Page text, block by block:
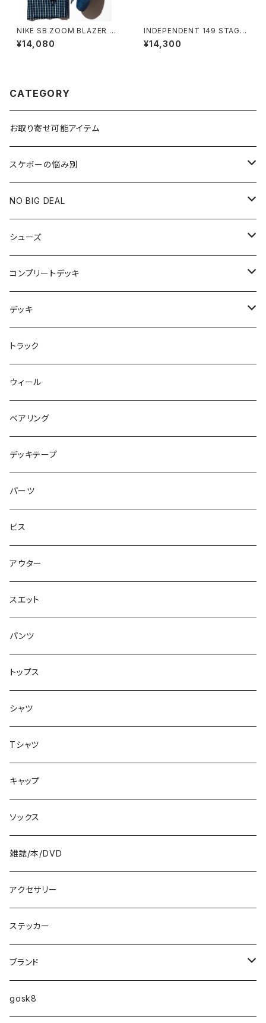
NIKE SB ZOOM BLAZER MI
D COASTAL BLUE/PALE YE
LLOW ナイキエスビー ズーム
¥14,080
INDEPENDENT 149 STAGE
11 FORGED HOLLOW SILVE
R STANDARD SKATEBOAR
¥14,300
CATEGORY
お取り寄せ可能アイテム
スケボーの悩み別
膝や腰が痛い
NO BIG DEAL
NBD CUSTOMIZED
USED ITEM
Tシャツ
パンツ
キャップ
アウター
シャツ
トップス
スエット
ソックス
アンダーウェア
アクセサリー
シューズ
バッグ
シューズ
キッズシューズ
NIKE SB ORANGE LABEL/ISO
NIKE SB ISHOD2
NIKE SB PS8
NIKE SB DUNK
NM933
ゴツいシューズ最高！
Small Shoes
コンプリートデッキ
HI5のパーツセット
エントリーモデルコンプリート
7.7インチ
8インチ
8.2インチ
デッキ
7インチ
7.2インチ
7.3インチ
7.5インチ
7.7インチ
7.8インチ
7.9インチ
8インチ
8.1インチ
8.2インチ
8.3インチ
8.4インチ
8.5インチ
8.6インチ
8.7インチ
9インチ
9.2インチ
10インチ
ファンシェイプ
トラック
ウィール
ベアリング
デッキテープ
パーツ
ビス
アウター
スエット
パンツ
トップス
シャツ
Tシャツ
キャップ
ソックス
雑誌/本/DVD
アクセサリー
ステッカー
ブランド
HIGHFIVE
gosk8